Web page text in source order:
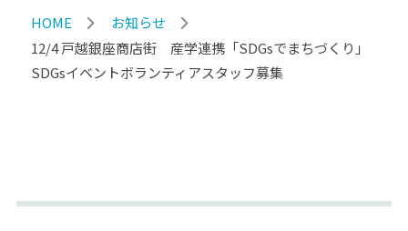
HOME
お知らせ
12/4 戸越銀座商店街 産学連携「SDGsでまちづくり」
SDGsイベントボランティアスタッフ募集